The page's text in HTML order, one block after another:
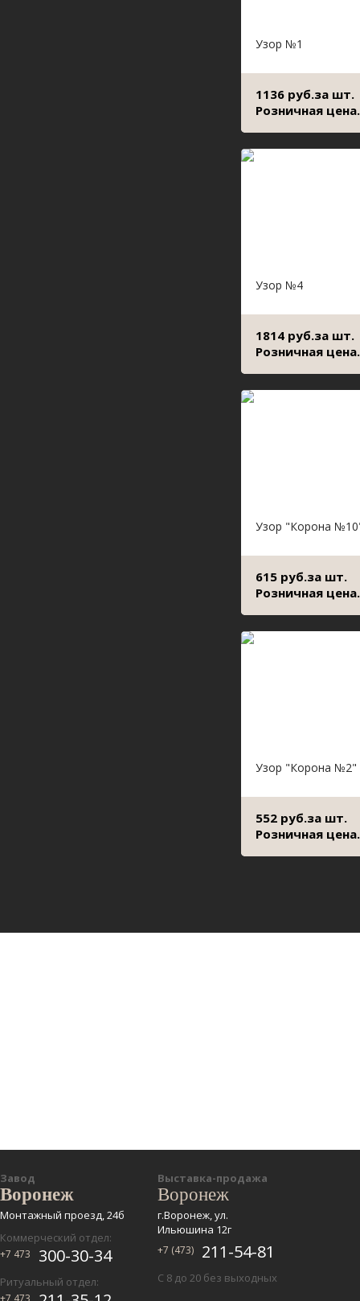
Узор №1
1136 руб.за шт.
Розничная цена.
Узор №4
1814 руб.за шт.
Розничная цена.
Узор "Корона
615 руб.за шт.
Розничная цена.
Узор "Корона №2"
552 руб.за шт.
Розничная цена.
Завод
Воронеж
Монтажный проезд, 24б
Коммерческий отдел:
+7 473 300-30-34
Ритуальный отдел:
+7 473
Выставка-продажа
Воронеж
г.Воронеж, ул.
Ильюшина 12г
+7 (473) 211-54-81
С 8 до 20 без выходных